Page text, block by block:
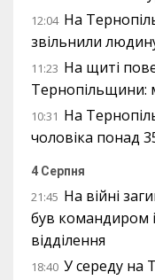
12:04 На
звільнили
11:23 На щиті
Тернопільщини:
10:31 На
чоловіка понад
4 Серпня
21:45 На війні
був командиром
відділення
18:40 У середу на